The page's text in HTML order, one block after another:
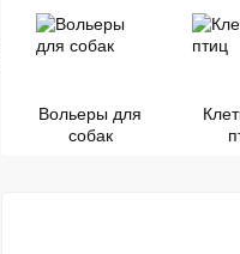
Вольеры для
собак